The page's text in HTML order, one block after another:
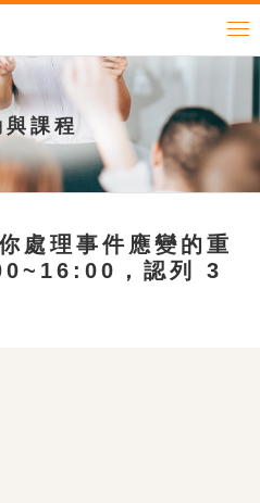
與課程
處理事件應變的重
，認列 3